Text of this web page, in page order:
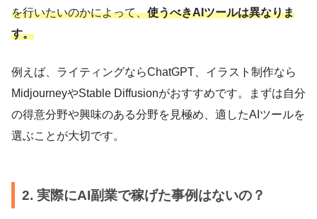
を行いたいのかによって、使うべきAIツールは異なりま
す。
例えば、ライティングならChatGPT、イラスト制作なら
MidjourneyやStable Diffusionがおすすめです。まずは自分
の得意分野や興味のある分野を見極め、適したAIツールを
選ぶことが大切です。
2. 実際にAI副業で稼げた事例はないの？